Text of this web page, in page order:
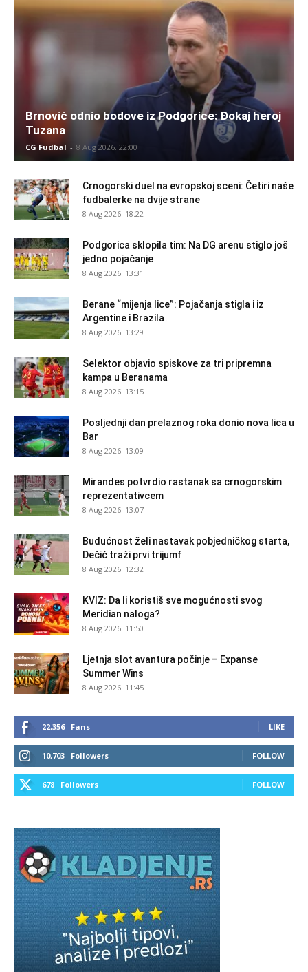
Brnović odnio bodove iz Podgorice: Đokaj heroj
Tuzana
CG Fudbal - 8 Aug 2026. 22:00
Crnogorski duel na evropskoj sceni: Četiri naše
fudbalerke na dvije strane
8 Aug 2026. 18:22
Podgorica sklopila tim: Na DG arenu stiglo još
jedno pojačanje
8 Aug 2026. 13:31
Berane “mijenja lice”: Pojačanja stigla i iz
Argentine i Brazila
8 Aug 2026. 13:29
Selektor objavio spiskove za tri pripremna
kampa u Beranama
8 Aug 2026. 13:15
Posljednji dan prelaznog roka donio nova lica u
Bar
8 Aug 2026. 13:09
Mirandes potvrdio rastanak sa crnogorskim
reprezentativcem
8 Aug 2026. 13:07
Budućnost želi nastavak pobjedničkog starta,
Dečić traži prvi trijumf
8 Aug 2026. 12:32
KVIZ: Da li koristiš sve mogućnosti svog
Meridian naloga?
8 Aug 2026. 11:50
Ljetnja slot avantura počinje – Expanse
Summer Wins
8 Aug 2026. 11:45
22,356 Fans LIKE
10,703 Followers FOLLOW
678 Followers FOLLOW